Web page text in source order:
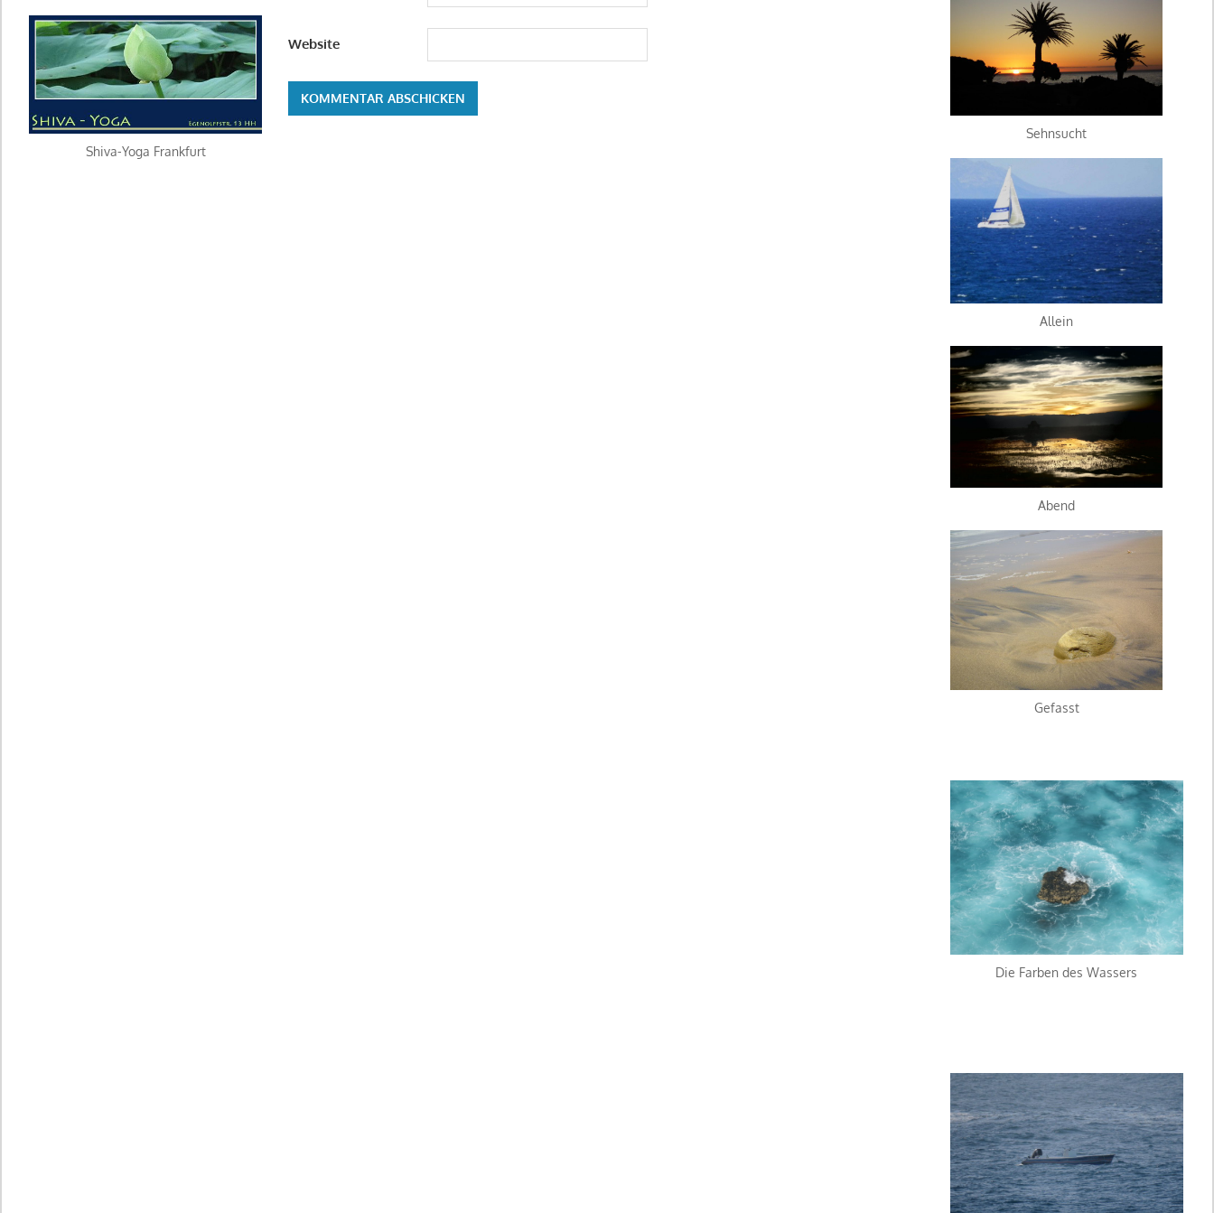
Website
Shiva-Yoga Frankfurt
Sehnsucht
Allein
Abend
Gefasst
Die Farben des Wassers